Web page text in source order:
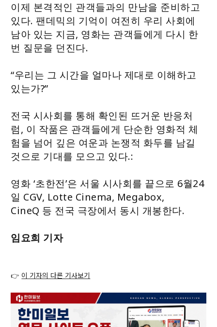
이제 본격적인 관객들과의 만남을 준비하고
있다. 팬데믹의 기억이 여전히 우리 사회에
남아 있는 지금, 영화는 관객들에게 다시 한
번 질문을 던진다.
“우리는 그 시간을 얼마나 제대로 이해하고
있는가?”
전국 시사회를 통해 확인된 뜨거운 반응처
럼, 이 작품은 관객들에게 단순한 영화적 체
험을 넘어 깊은 여운과 논쟁적 화두를 남길
것으로 기대를 모으고 있다.:
영화 ‘초한전’은 서울 시사회를 끝으로 6월24
일 CGV, Lotte Cinema, Megabox,
CineQ 등 전국 극장에서 동시 개봉한다.
임요희 기자
👉 이 기자의 다른 기사보기